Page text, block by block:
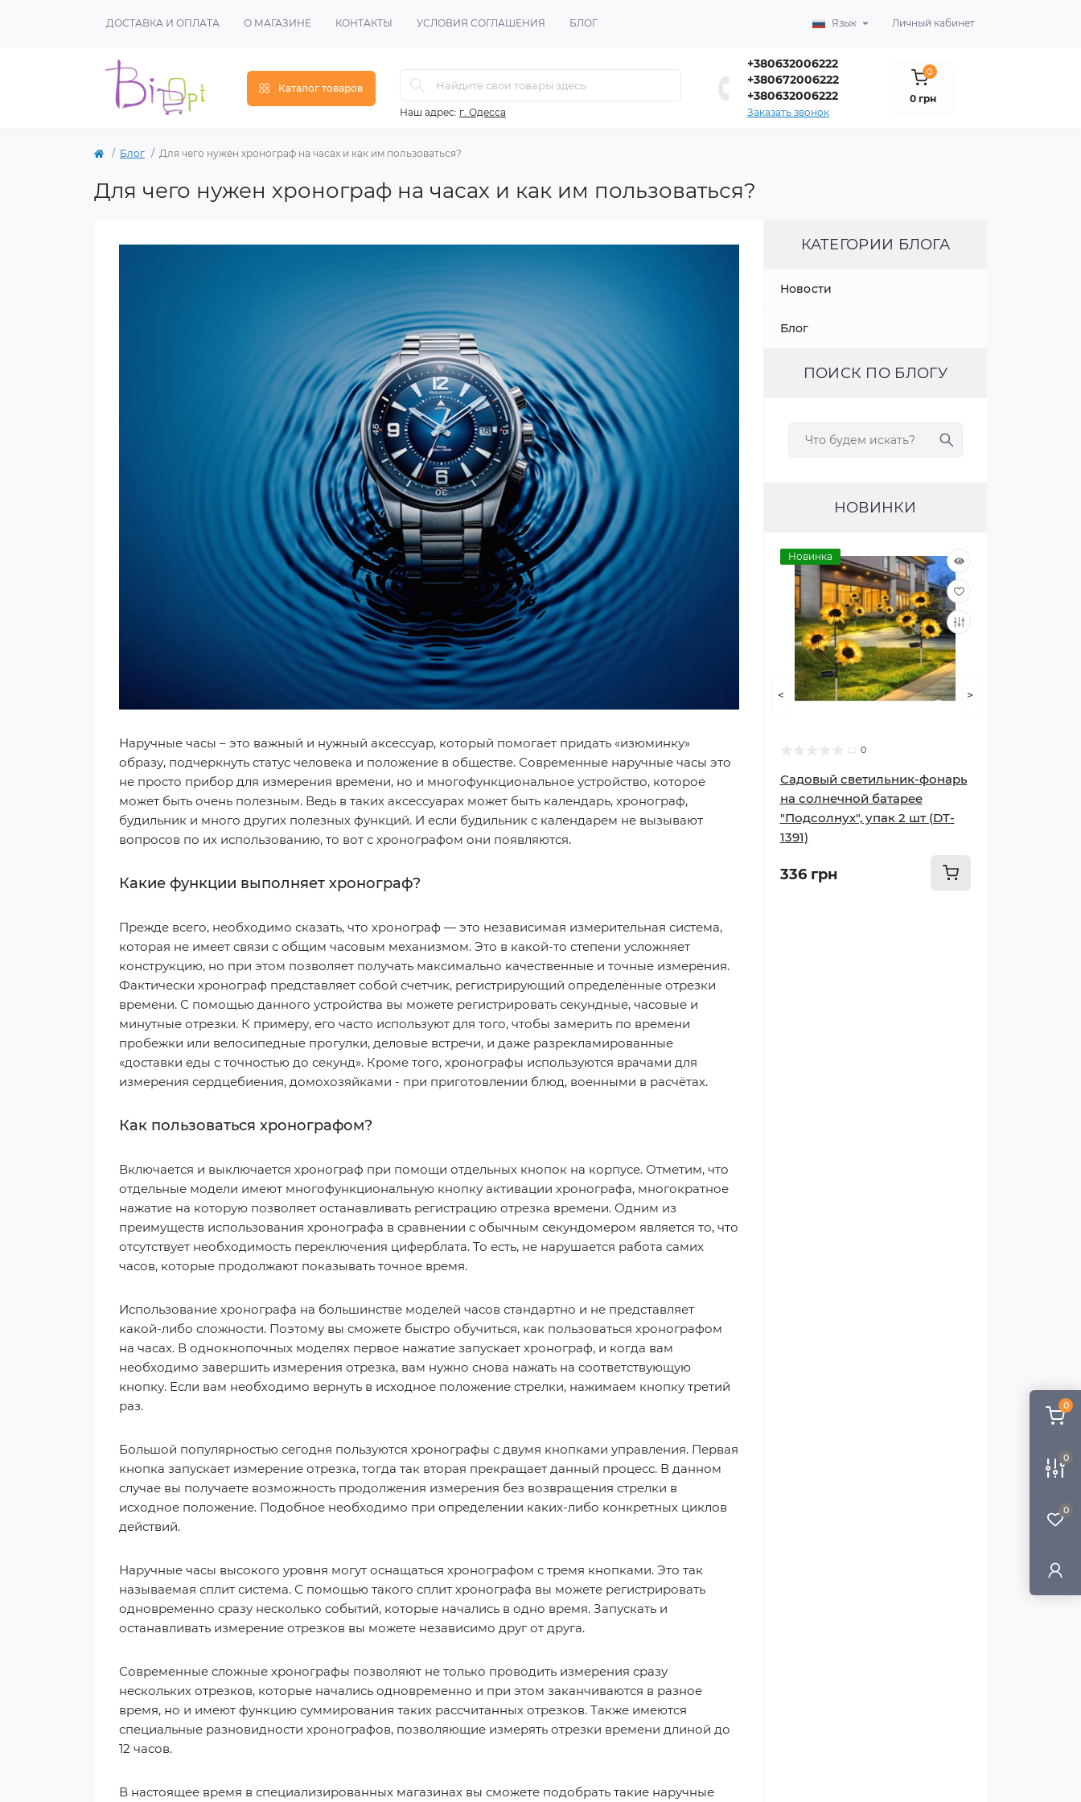
0
0
0
ДОСТАВКА И ОПЛАТА О МАГАЗИНЕ КОНТАКТЫ УСЛОВИЯ СОГЛАШЕНИЯ БЛОГ Язык Личный кабинет
Каталог товаров
Наш адрес: г. Одесса
+380632006222
+380672006222
+380632006222
Заказать звонок
0
0 грн
Блог Для чего нужен хронограф на часах и как им пользоваться?
Для чего нужен хронограф на часах и как им пользоваться?
Наручные часы – это важный и нужный аксессуар, который помогает придать «изюминку»
образу, подчеркнуть статус человека и положение в обществе. Современные наручные часы это
не просто прибор для измерения времени, но и многофункциональное устройство, которое
может быть очень полезным. Ведь в таких аксессуарах может быть календарь, хронограф,
будильник и много других полезных функций. И если будильник с календарем не вызывают
вопросов по их использованию, то вот с хронографом они появляются.
Какие функции выполняет хронограф?
Прежде всего, необходимо сказать, что хронограф — это независимая измерительная система,
которая не имеет связи с общим часовым механизмом. Это в какой-то степени усложняет
конструкцию, но при этом позволяет получать максимально качественные и точные измерения.
Фактически хронограф представляет собой счетчик, регистрирующий определённые отрезки
времени. С помощью данного устройства вы можете регистрировать секундные, часовые и
минутные отрезки. К примеру, его часто используют для того, чтобы замерить по времени
пробежки или велосипедные прогулки, деловые встречи, и даже разрекламированные
«доставки еды с точностью до секунд». Кроме того, хронографы используются врачами для
измерения сердцебиения, домохозяйками - при приготовлении блюд, военными в расчётах.
Как пользоваться хронографом?
Включается и выключается хронограф при помощи отдельных кнопок на корпусе. Отметим, что
отдельные модели имеют многофункциональную кнопку активации хронографа, многократное
нажатие на которую позволяет останавливать регистрацию отрезка времени. Одним из
преимуществ использования хронографа в сравнении с обычным секундомером является то, что
отсутствует необходимость переключения циферблата. То есть, не нарушается работа самих
часов, которые продолжают показывать точное время.
Использование хронографа на большинстве моделей часов стандартно и не представляет
какой-либо сложности. Поэтому вы сможете быстро обучиться, как пользоваться хронографом
на часах. В однокнопочных моделях первое нажатие запускает хронограф, и когда вам
необходимо завершить измерения отрезка, вам нужно снова нажать на соответствующую
кнопку. Если вам необходимо вернуть в исходное положение стрелки, нажимаем кнопку третий
раз.
Большой популярностью сегодня пользуются хронографы с двумя кнопками управления. Первая
кнопка запускает измерение отрезка, тогда так вторая прекращает данный процесс. В данном
случае вы получаете возможность продолжения измерения без возвращения стрелки в
исходное положение. Подобное необходимо при определении каких-либо конкретных циклов
действий.
Наручные часы высокого уровня могут оснащаться хронографом с тремя кнопками. Это так
называемая сплит система. С помощью такого сплит хронографа вы можете регистрировать
одновременно сразу несколько событий, которые начались в одно время. Запускать и
останавливать измерение отрезков вы можете независимо друг от друга.
Современные сложные хронографы позволяют не только проводить измерения сразу
нескольких отрезков, которые начались одновременно и при этом заканчиваются в разное
время, но и имеют функцию суммирования таких рассчитанных отрезков. Также имеются
специальные разновидности хронографов, позволяющие измерять отрезки времени длиной до
12 часов.
В настоящее время в специализированных магазинах вы сможете подобрать такие наручные
КАТЕГОРИИ БЛОГА
Новости
Блог
ПОИСК ПО БЛОГУ
НОВИНКИ
Новинка
0
Садовый светильник-фонарь
на солнечной батарее
"Подсолнух", упак 2 шт (DT-
1391)
336 грн
< >